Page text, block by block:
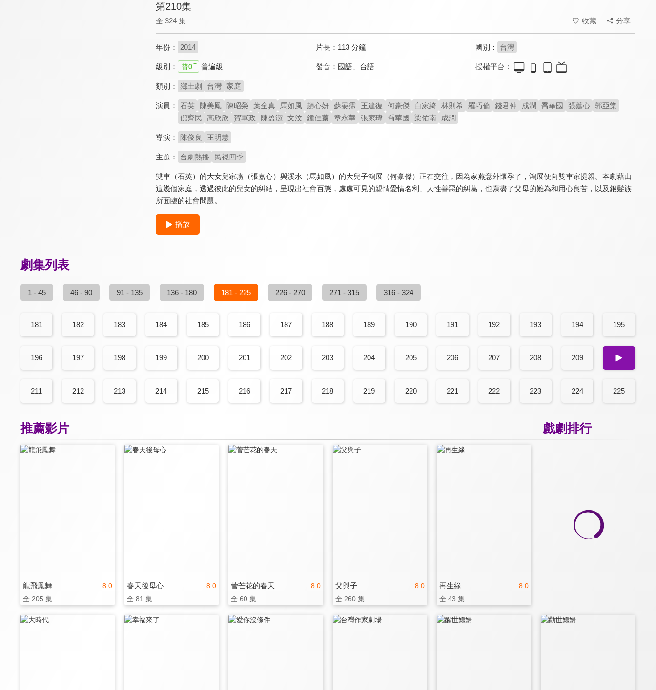
全 260 集 全 71 集 全 17 集
第210集
全 324 集 收藏 分享
年份： 2014 片長： 113 分鐘 國別： 台灣
級別： 普遍級 發音： 國語、 台語 授權平台：
類別： 鄉土劇 台灣 家庭
演員： 石英 陳美鳳 陳昭榮 葉全真 馬如風 趙心妍 蘇晏霈 王建復 何豪傑 白家綺 林則希 羅巧倫 錢君仲 成潤 喬華國 張䕒心 郭亞棠
倪齊民
高欣欣 賀軍政 陳盈潔 文汶 鍾佳蓁 章永華 張家瑋 喬華國 梁佑南 成潤
導演： 陳俊良 王明慧
主題： 台劇熱播 民視四季
雙車（石英）的大女兒家燕（張嘉心）與溪水（馬如風）的大兒子鴻展（何豪傑）正在交往，因為家燕意外懷孕了，鴻展便向雙車家提親。本劇藉由
這幾個家庭，透過彼此的兒女的糾結，呈現出社會百態，處處可見的親情愛情名利、人性善惡的糾葛，也寫盡了父母的難為和用心良苦，以及銀髮族
所面臨的社會問題。
播放
劇集列表
1 - 45 46 - 90 91 - 135 136 - 180 181 - 225 226 - 270 271 - 315 316 - 324
181 182 183 184 185 186 187 188 189 190 191 192 193 194 195
196 197 198 199 200 201 202 203 204 205 206 207 208 209 210
211 212 213 214 215 216 217 218 219 220 221 222 223 224 225
戲劇排行
推薦影片
8.0
龍飛鳳舞
全 205 集
8.0
春天後母心
全 81 集
8.0
菅芒花的春天
全 60 集
8.0
父與子
全 260 集
8.0
再生緣
全 43 集